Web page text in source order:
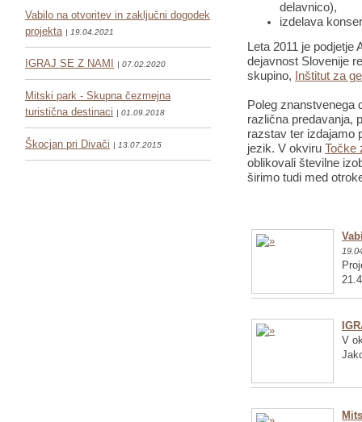
Vabilo na otvoritev in zaključni dogodek
projekta | 19.04.2021
IGRAJ SE Z NAMI | 07.02.2020
Mitski park - Skupna čezmejna
turistična destinaci | 01.09.2018
Škocjan pri Divači | 13.07.2015
delavnico),
izdelava
Leta 2011 je
dejavnost Slovenije
skupino,
Inštitut za
Poleg znanstvenega
različna predavanja,
razstav ter izdajamo
jezik. V okviru Točke
oblikovali številne
širimo tudi med
V